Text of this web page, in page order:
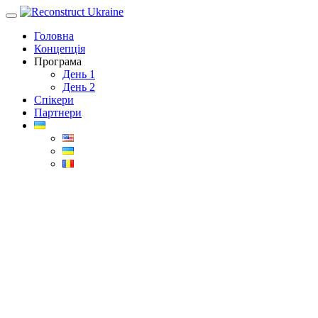
Skip
contentГоловна
Концепція
Програма
День 1
День 2
Cпікери
Партнери